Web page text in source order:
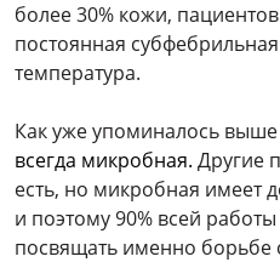
более 30% кожи,
постоянная субфебрильная
температура.
Как уже упоминалось выше
всегда микробная. Другие
есть, но микробная
и поэтому 90% всей
посвящать именно борьбе